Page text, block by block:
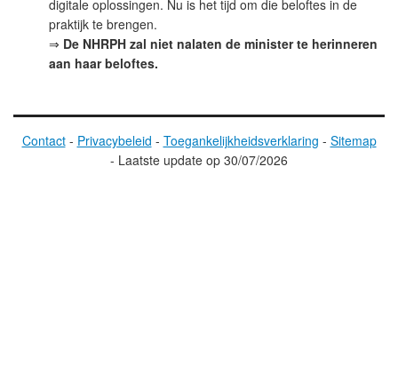
digitale oplossingen. Nu is het tijd om die beloftes in de
praktijk te brengen.
⇒ De NHRPH zal niet nalaten de minister te herinneren
aan haar beloftes.
Contact - Privacybeleid - Toegankelijkheidsverklaring - Sitemap
- Laatste update op 30/07/2026